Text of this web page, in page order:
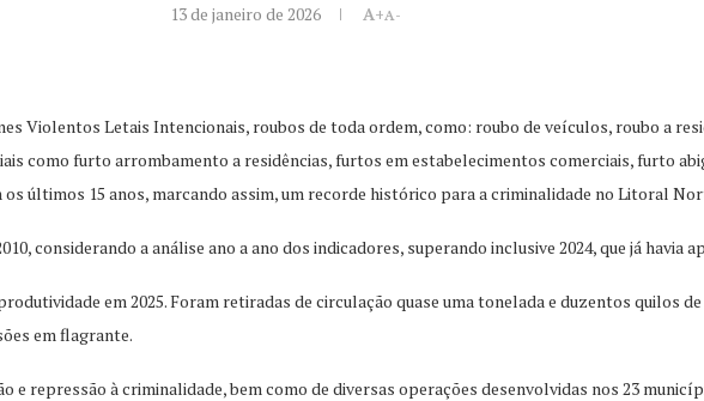
13 de janeiro de 2026 A+A-
Violentos Letais Intencionais, roubos de toda ordem, como: roubo de veículos, roubo a
como furto arrombamento a residências, furtos em estabelecimentos comerciais, furto
últimos 15 anos, marcando assim, um recorde histórico para a criminalidade no Litoral
considerando a análise ano a ano dos indicadores, superando inclusive 2024, que já
em 2025. Foram retiradas de circulação quase uma tonelada e duzentos quilos
em flagrante.
e repressão à criminalidade, bem como de diversas operações desenvolvidas nos 23